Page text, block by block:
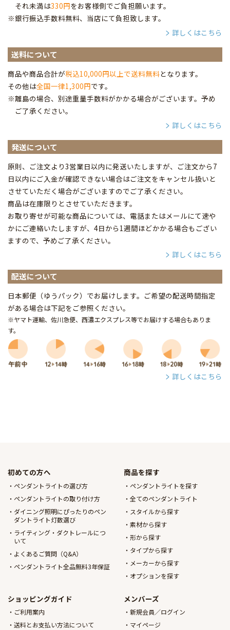
それ未満は330円をお客様側でご負担願います。
※銀行振込手数料無料、当店にて負担致します。
詳しくはこちら
送料について
商品や商品合計が税込10,000円以上で送料無料となります。
その他は全国一律1,300円です。
※離島の場合、別途重量手数料がかかる場合がございます。予め
ご了承ください。
詳しくはこちら
発送について
原則、ご注文より3営業日以内に発送いたしますが、ご注文から7
日以内にご入金が確認できない場合はご注文をキャンセル扱いと
させていただく場合がございますのでご了承ください。
商品は在庫限りとさせていただきます。
お取り寄せが可能な商品については、電話またはメールにて速や
かにご連絡いたしますが、4日から1週間ほどかかる場合もござい
ますので、予めご了承ください。
詳しくはこちら
配送について
日本郵便（ゆうパック）でお届けします。ご希望の配送時間指定
がある場合は下記をご参照ください。
※ヤマト運輸、佐川急便、西濃エクスプレス等でお届けする場合もありま
す。
詳しくはこちら
初めての方へ
ペンダントライトの選び方
ペンダントライトの取り付け方
ダイニング照明にぴったりのペン
ダントライト灯数選び
ライティング・ダクトレールにつ
いて
よくあるご質問（Q&A）
ペンダントライト全品無料3年保証
商品を探す
ペンダントライトを探す
全てのペンダントライト
スタイルから探す
素材から探す
形から探す
タイプから探す
メーカーから探す
オプションを探す
ショッピングガイド
ご利用案内
送料とお支払い方法について
メンバーズ
新規会員／ログイン
マイページ